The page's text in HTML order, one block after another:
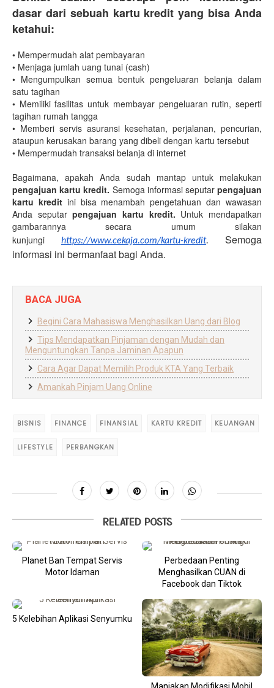
dasar dari sebuah kartu kredit yang bisa Anda
ketahui:
• Mempermudah alat pembayaran
• Menjaga jumlah uang tunai (cash)
• Mengumpulkan semua bentuk pengeluaran belanja dalam
satu tagihan
• Memiliki fasilitas untuk membayar pengeluaran rutin, seperti
tagihan rumah tangga
• Memberi servis asuransi kesehatan, perjalanan, pencurian,
ataupun kerusakan barang yang dibeli dengan kartu tersebut
• Mempermudah transaksi belanja di internet
Bagaimana, apakah Anda sudah mantap untuk melakukan
pengajuan kartu kredit. Semoga informasi seputar pengajuan
kartu kreditini bisa menambah pengetahuan dan wawasan
Anda seputarpengajuan kartu kredit. Untuk mendapatkan
gambarannya secara umum silakan
kunjungi
https://www.cekaja.com/kartu-kredit. Semoga
informasi ini bermanfaat bagi Anda.
BACA JUGA
Begini Cara Mahasiswa Menghasilkan Uang dari Blog
Tips Mendapatkan Pinjaman dengan Mudah dan
Menguntungkan Tanpa Jaminan Apapun
Cara Agar Dapat Memilih Produk KTA Yang Terbaik
Amankah Pinjam Uang Online
BISNIS FINANCE FINANSIAL KARTU KREDIT KEUANGAN
LIFESTYLE PERBANGKAN
RELATED POSTS
Planet Ban Tempat Servis
Motor Idaman
Perbedaan Penting
Menghasilkan CUAN di
Facebook dan Tiktok
5 Kelebihan Aplikasi Senyumku